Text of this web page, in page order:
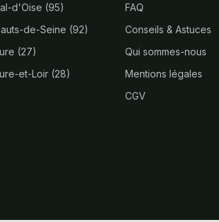
d'Oise (95)
de-Seine (92)
(27)
et-Loir (28)
FAQ
Conseils & Astuces
Qui sommes-nous
Mentions légales
CGV